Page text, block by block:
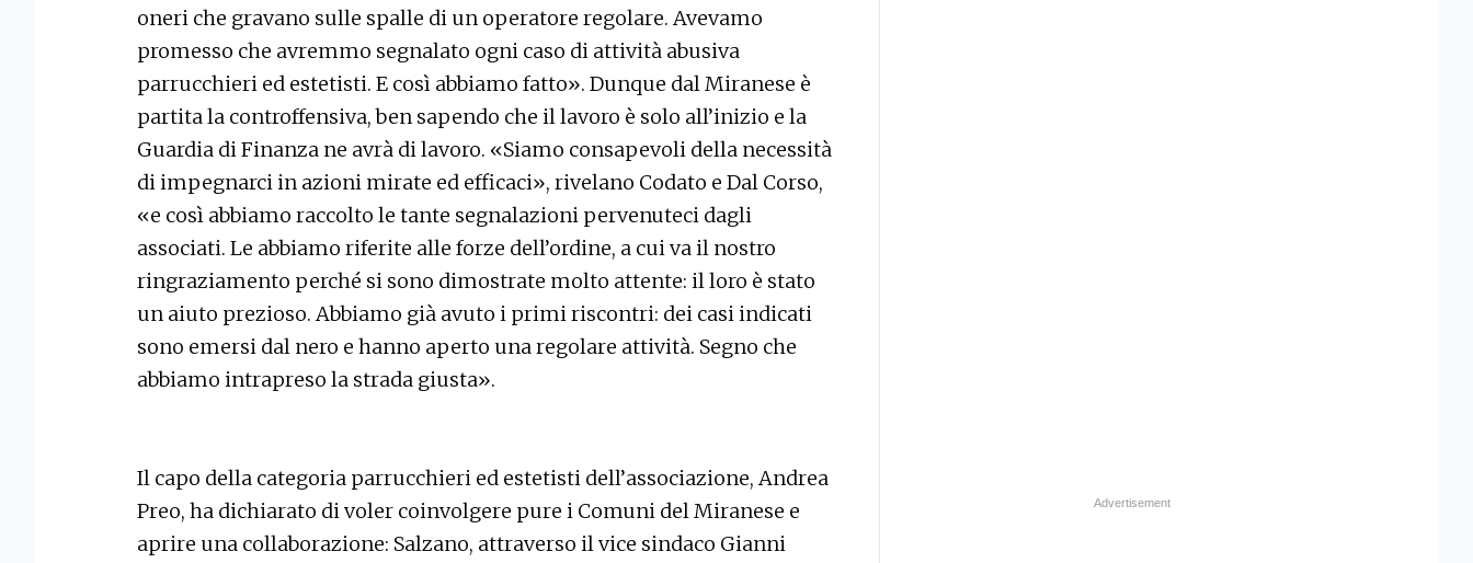
oneri che gravano sulle spalle di un operatore regolare. Avevamo
promesso che avremmo segnalato ogni caso di attività abusiva
parrucchieri ed estetisti. E così abbiamo fatto». Dunque dal Miranese è
partita la controffensiva, ben sapendo che il lavoro è solo all’inizio e la
Guardia di Finanza ne avrà di lavoro. «Siamo consapevoli della necessità
di impegnarci in azioni mirate ed efficaci», rivelano Codato e Dal Corso,
«e così abbiamo raccolto le tante segnalazioni pervenuteci dagli
associati. Le abbiamo riferite alle forze dell’ordine, a cui va il nostro
ringraziamento perché si sono dimostrate molto attente: il loro è stato
un aiuto prezioso. Abbiamo già avuto i primi riscontri: dei casi indicati
sono emersi dal nero e hanno aperto una regolare attività. Segno che
abbiamo intrapreso la strada giusta».
Il capo della categoria parrucchieri ed estetisti dell’associazione, Andrea
Preo, ha dichiarato di voler coinvolgere pure i Comuni del Miranese e
aprire una collaborazione: Salzano, attraverso il vice sindaco Gianni